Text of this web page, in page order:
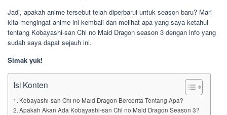
Jadi, apakah anime tersebut telah diperbarui untuk season baru? Mari
kita mengingat anime ini kembali dan melihat apa yang saya ketahui
tentang Kobayashi-san Chi no Maid Dragon season 3 dengan info yang
sudah saya dapat sejauh ini.
Simak yuk!
Isi Konten
Kobayashi-san Chi no Maid Dragon Bercerita Tentang Apa?
Apakah Akan Ada Kobayashi-san Chi no Maid Dragon Season 3?